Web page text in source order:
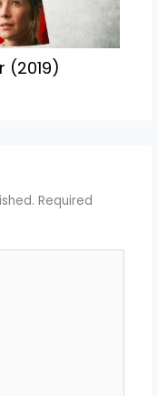
(2019)
Required